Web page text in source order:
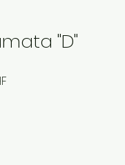
"D"